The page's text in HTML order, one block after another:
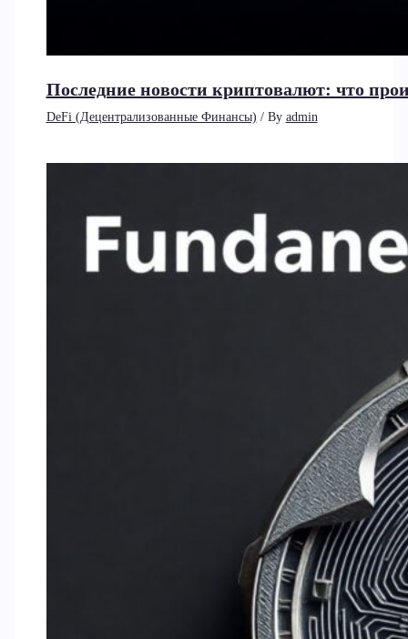
Последние новости криптовалют: что
DeFi (Децентрализованные Финансы) / By admin